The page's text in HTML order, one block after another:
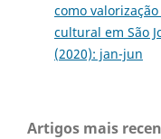
como
cultural em São
(2020): jan-jun
Artigos mais